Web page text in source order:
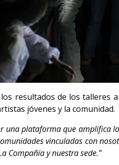
resultados de los talleres
jóvenes y la comunidad.
una plataforma que amplifica
vinculadas con
Compañía y nuestra sede.”